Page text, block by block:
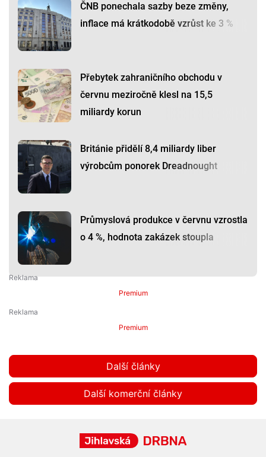
ČNB ponechala sazby beze změny,
inflace má krátkodobě vzrůst ke 3 %
Přebytek zahraničního obchodu v
červnu meziročně klesl na 15,5
miliardy korun
Británie přidělí 8,4 miliardy liber
výrobcům ponorek Dreadnought
Průmyslová produkce v červnu vzrostla
o 4 %, hodnota zakázek stoupla
Premium
Premium
Další články
Další komerční články